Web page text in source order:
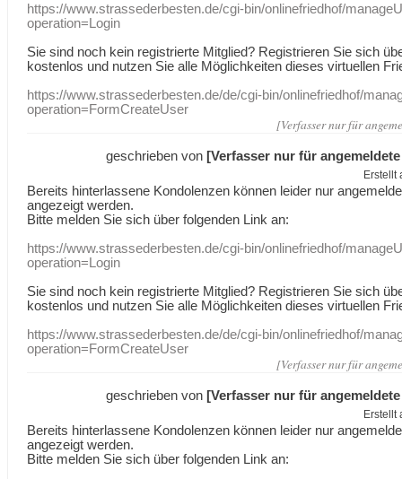
https://www.strassederbesten.de/cgi-bin/onlinefriedhof/
operation=Login
Sie sind noch kein registrierte Mitglied? Registrieren Sie sich
kostenlos und nutzen Sie alle Möglichkeiten dieses virtuellen
https://www.strassederbesten.de/de/cgi-bin/onlinefriedhof/
operation=FormCreateUser
[Verfasser nur für
geschrieben von [Verfasser nur für
Erstellt
Bereits hinterlassene Kondolenzen können leider nur
angezeigt werden.
Bitte melden Sie sich über folgenden Link an:
https://www.strassederbesten.de/cgi-bin/onlinefriedhof/
operation=Login
Sie sind noch kein registrierte Mitglied? Registrieren Sie sich
kostenlos und nutzen Sie alle Möglichkeiten dieses virtuellen
https://www.strassederbesten.de/de/cgi-bin/onlinefriedhof/
operation=FormCreateUser
[Verfasser nur für
geschrieben von [Verfasser nur für
Erstellt
Bereits hinterlassene Kondolenzen können leider nur
angezeigt werden.
Bitte melden Sie sich über folgenden Link an: